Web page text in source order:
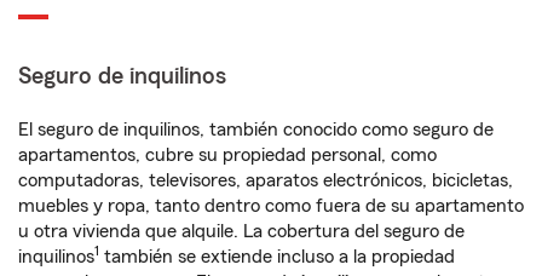
Seguro de inquilinos
El seguro de inquilinos, también conocido como seguro de
apartamentos, cubre su propiedad personal, como
computadoras, televisores, aparatos electrónicos, bicicletas,
muebles y ropa, tanto dentro como fuera de su apartamento
u otra vivienda que alquile. La cobertura del seguro de
inquilinos1 también se extiende incluso a la propiedad